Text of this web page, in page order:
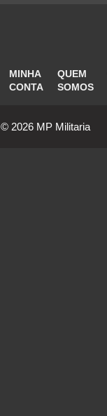
MINHA
CONTA
QUEM
SOMOS
© 2026 MP Militaria